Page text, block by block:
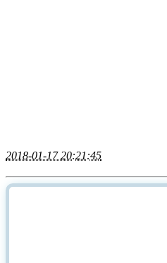
2018-01-17 20:21:45